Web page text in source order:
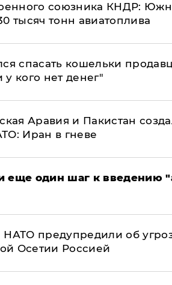
союзника КНДР:
тысяч тонн авиатоплива
спасать кошельки
кого нет денег"
Аравия и Пакистан
Иран в гневе
еще один шаг к введению
НАТО предупредили об
Осетии Россией